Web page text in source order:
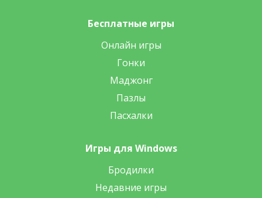
Бесплатные игры
Онлайн игры
Гонки
Маджонг
Пазлы
Пасхалки
Игры для Windows
Бродилки
Недавние игры